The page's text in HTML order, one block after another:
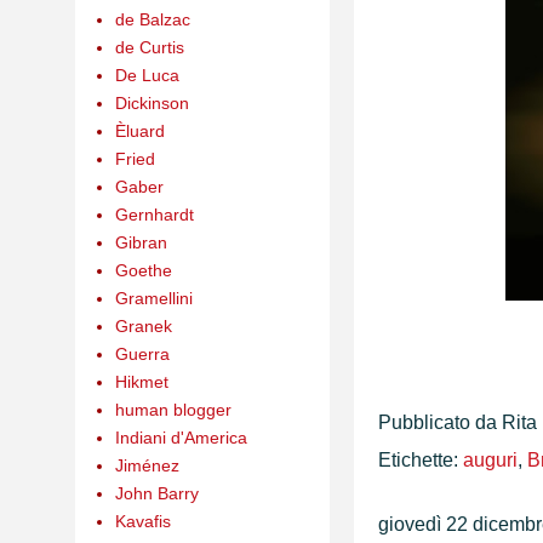
Pubblicato da
Etichette: auguri,
giovedì 22
de Balzac
de Curtis
De Luca
Dickinson
Èluard
Fried
Gaber
Gernhardt
Gibran
Goethe
Gramellini
Granek
Guerra
Hikmet
human blogger
Indiani d'America
Jiménez
John Barry
Kavafis